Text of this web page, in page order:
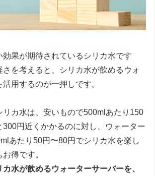
効果が期待されているシリカ水です
さを考えると、シリカ水が飲めるウォ
用するのが一押しです。
リカ水は、安いもので500mlあたり150
300円近くかかるのに対し、ウォーター
あたり50円〜80円でシリカ水を楽し
得です。
水が飲めるウォーターサーバーを、